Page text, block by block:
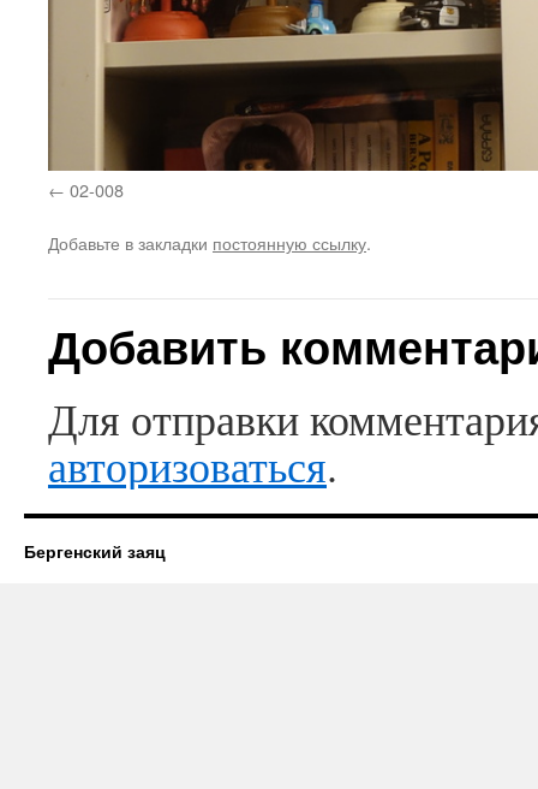
02-008
Добавьте в закладки постоянную ссылку.
Добавить
Для отправки
авторизоваться.
Бергенский заяц